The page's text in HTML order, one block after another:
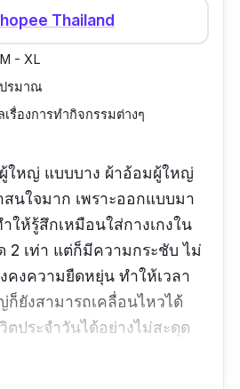
Thailand
- XL
รมาณ
รื่องการทำกิจกรรมต่างๆ
ใหญ่ แบบบาง ผ้าอ้อมผู้ใหญ่
นใจมาก เพราะออกแบบมา
ให้รู้สึกเหมือนใส่กางเกงใน
2 เท่า แต่ก็มีความกระชับ ไม่
คงความยืดหยุ่น ทำให้เวลา
ยังสามารถเคลื่อนไหวได้
ตประจำวันได้อย่างไม่สะดุด
ริ่มต้น หรือผู้สูงอายุที่ยังเดิน